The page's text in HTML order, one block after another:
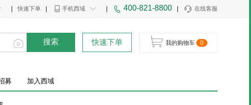
在线客服
400-821-8800
手机西域
快速下单
搜索 快速下单 我的购物车 0
募 加入西域